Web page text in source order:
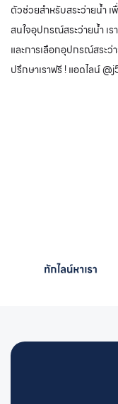
ตัวช่วยสำหรับสระว่ายน้ำ เ
สนใจอุปกรณ์สระว่ายน้ำ เ
และการเลือกอุปกรณ์สระ
ปรึกษาเราฟรี ! แอดไลน์